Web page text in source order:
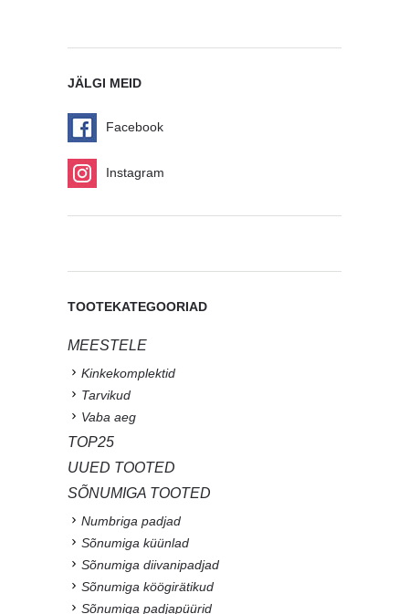
JÄLGI MEID
Facebook
Instagram
TOOTEKATEGOORIAD
MEESTELE
Kinkekomplektid
Tarvikud
Vaba aeg
TOP25
UUED TOOTED
SÕNUMIGA TOOTED
Numbriga padjad
Sõnumiga küünlad
Sõnumiga diivanipadjad
Sõnumiga köögirätikud
Sõnumiga padjapüürid